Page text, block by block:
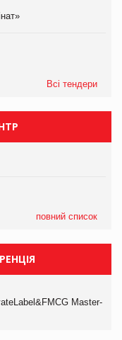
Всі тендери
повний список
Master-